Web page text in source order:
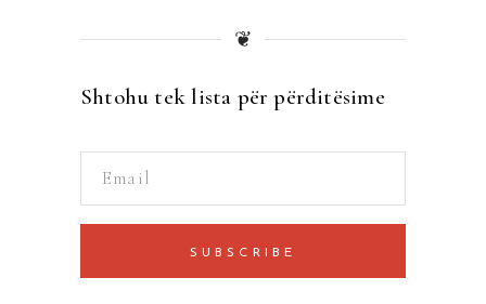
❦
Shtohu tek lista për përditësime
SUBSCRIBE